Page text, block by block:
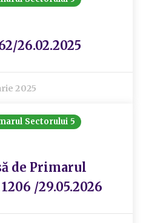
26.02.2025
2025
Sectorului 5
de Primarul
/29.05.2026